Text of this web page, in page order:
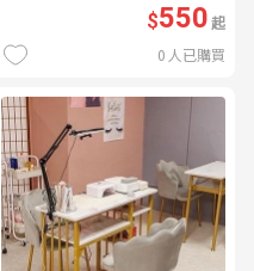
$550起
0 人已購買